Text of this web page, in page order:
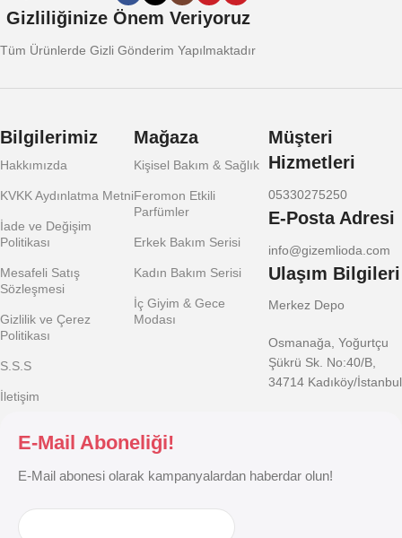
Gizliliğinize Önem Veriyoruz
Tüm Ürünlerde Gizli Gönderim Yapılmaktadır
Bilgilerimiz
Hakkımızda
KVKK Aydınlatma Metni
İade ve Değişim
Politikası
Mesafeli Satış
Sözleşmesi
Gizlilik ve Çerez
Politikası
S.S.S
İletişim
Mağaza
Kişisel Bakım & Sağlık
Feromon Etkili
Parfümler
Erkek Bakım Serisi
Kadın Bakım Serisi
İç Giyim & Gece
Modası
Müşteri
Hizmetleri
05330275250
E-Posta Adresi
info@gizemlioda.com
Ulaşım Bilgileri
Merkez Depo
Osmanağa, Yoğurtçu
Şükrü Sk. No:40/B,
34714 Kadıköy/İstanbul
E-Mail Aboneliği!
E-Mail abonesi olarak kampanyalardan haberdar olun!